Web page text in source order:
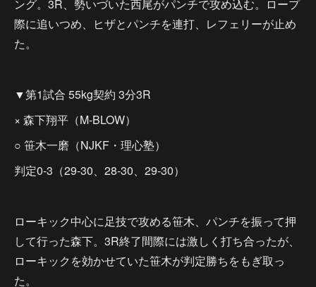
ング。3R、勢いづいた西尾がパンチで攻め込む。ロープ
際に追いつめ、ヒザとパンチを連打、レフェリーが止め
た。
▼第1試合 55kg契約 3分3R
× 森下翔平（M-BLOW）
○ 笹木一磨（NJKF・理心塾）
判定0-3（29-30、28-30、29-30）
ローキック中心に足技で攻める笹木、パンチを振って押
して行った森下。3R終了間際には激しく打ち合ったが、
ローキックを効かせていた笹木が判定勝ちをもぎ取っ
た。